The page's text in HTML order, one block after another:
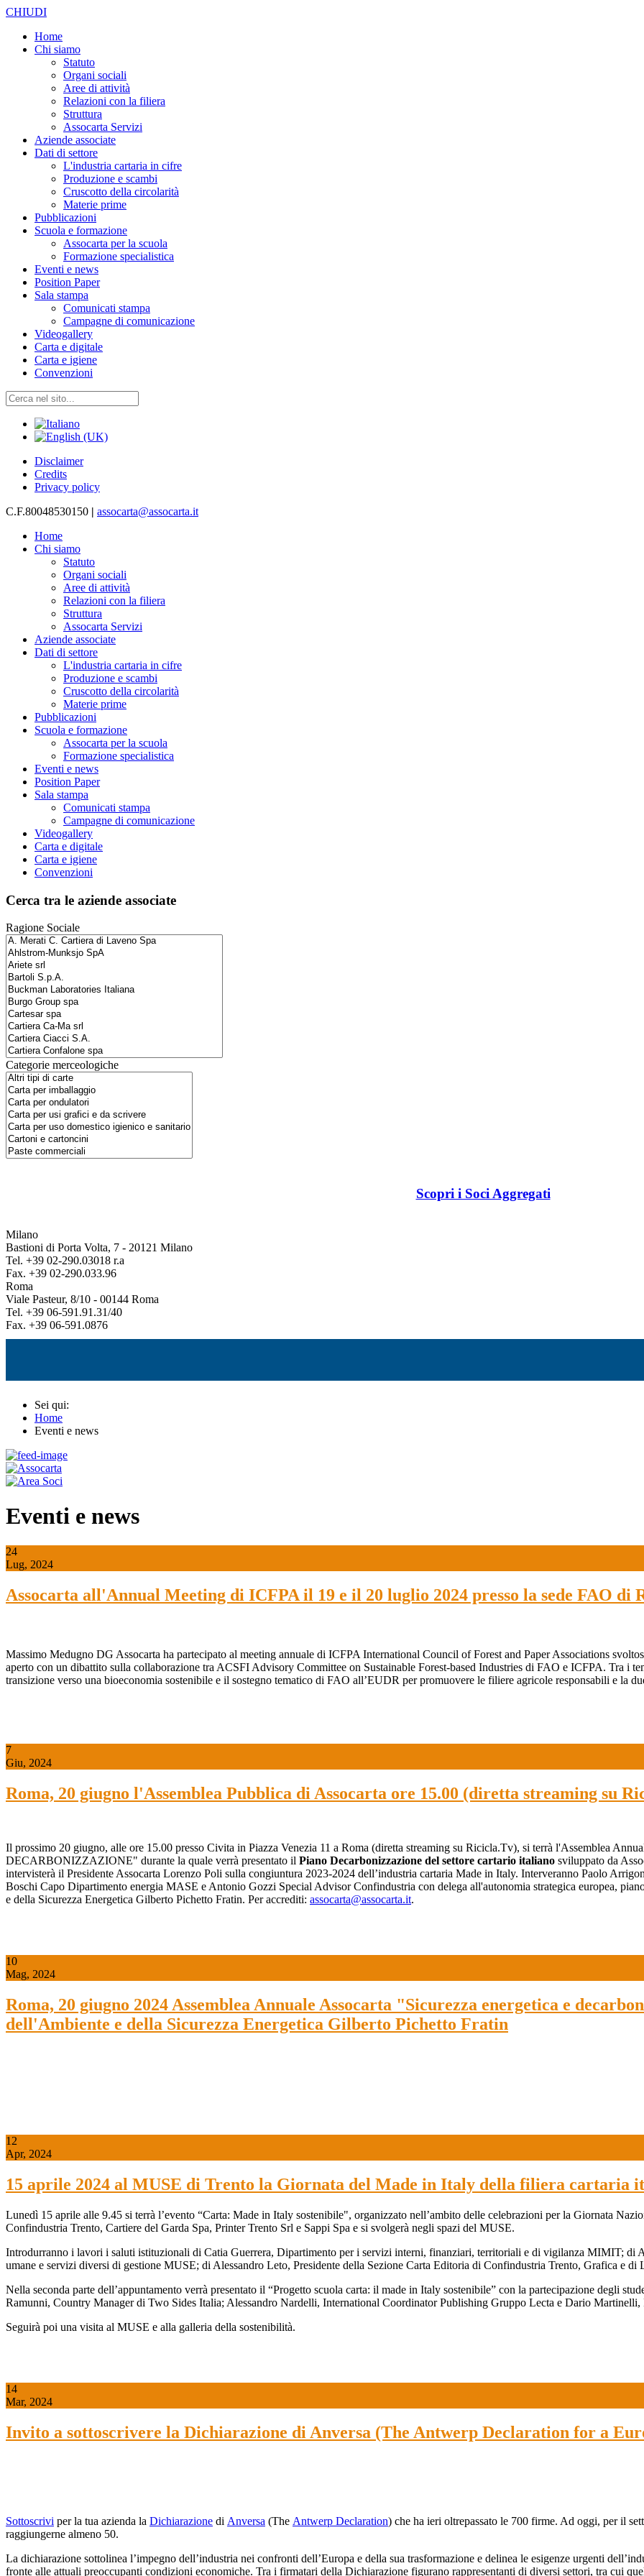
CHIUDI
Home
Chi siamo
Statuto
Organi sociali
Aree di attività
Relazioni con la filiera
Struttura
Assocarta Servizi
Aziende associate
Dati di settore
L'industria cartaria in cifre
Produzione e scambi
Cruscotto della circolarità
Materie prime
Pubblicazioni
Scuola e formazione
Assocarta per la scuola
Formazione specialistica
Eventi e news
Position Paper
Sala stampa
Comunicati stampa
Campagne di comunicazione
Videogallery
Carta e digitale
Carta e igiene
Convenzioni
Disclaimer
Credits
Privacy policy
C.F.80048530150 | assocarta@assocarta.it
Home
Chi siamo
Statuto
Organi sociali
Aree di attività
Relazioni con la filiera
Struttura
Assocarta Servizi
Aziende associate
Dati di settore
L'industria cartaria in cifre
Produzione e scambi
Cruscotto della circolarità
Materie prime
Pubblicazioni
Scuola e formazione
Assocarta per la scuola
Formazione specialistica
Eventi e news
Position Paper
Sala stampa
Comunicati stampa
Campagne di comunicazione
Videogallery
Carta e digitale
Carta e igiene
Convenzioni
Cerca tra le aziende associate
Ragione Sociale
Categorie merceologiche
Scopri i Soci Aggregati
Milano
Bastioni di Porta Volta, 7 - 20121 Milano
Tel. +39 02-290.03018 r.a
Fax. +39 02-290.033.96
Roma
Viale Pasteur, 8/10 - 00144 Roma
Tel. +39 06-591.91.31/40
Fax. +39 06-591.0876
Sei qui:
Home
Eventi e news
Eventi e news
24
Lug, 2024
Assocarta all'Annual Meeting di ICFPA il 19 e il 20 luglio 2024 presso la sede FAO di
Massimo Medugno DG Assocarta ha partecipato al meeting annuale di ICFPA International Council of Forest and Paper Associations
aperto con un dibattito sulla collaborazione tra ACSFI Advisory Committee on Sustainable Forest-based Industries di FAO e ICFPA. Tra i
transizione verso una bioeconomia sostenibile e il sostegno tematico di FAO all’EUDR per promuovere le filiere agricole responsabili e la
7
Giu, 2024
Roma, 20 giugno l'Assemblea Pubblica di Assocarta ore 15.00 (diretta streaming su
Il prossimo 20 giugno, alle ore 15.00 presso Civita in Piazza Venezia 11 a Roma (diretta streaming su Ricicla.Tv), si terrà l'Assemblea
DECARBONIZZAZIONE" durante la quale verrà presentato il Piano Decarbonizzazione del settore cartario italiano sviluppato da
intervisterà il Presidente Assocarta Lorenzo Poli sulla congiuntura 2023-2024 dell’industria cartaria Made in Italy. Interveranno Paolo
Boschi Capo Dipartimento energia MASE e Antonio Gozzi Special Advisor Confindustria con delega all'autonomia strategica europea,
e della Sicurezza Energetica Gilberto Pichetto Fratin. Per accrediti: assocarta@assocarta.it.
10
Mag, 2024
Roma, 20 giugno 2024 Assemblea Annuale Assocarta "Sicurezza energetica e
dell'Ambiente e della Sicurezza Energetica Gilberto Pichetto Fratin
12
Apr, 2024
15 aprile 2024 al MUSE di Trento la Giornata del Made in Italy della filiera cartaria
Lunedì 15 aprile alle 9.45 si terrà l’evento “Carta: Made in Italy sostenibile", organizzato nell’ambito delle celebrazioni per la Giornata
Confindustria Trento, Cartiere del Garda Spa, Printer Trento Srl e Sappi Spa e si svolgerà negli spazi del MUSE.
Introdurranno i lavori i saluti istituzionali di Catia Guerrera, Dipartimento per i servizi interni, finanziari, territoriali e di vigilanza MIMIT; di
umane e servizi diversi di gestione MUSE; di Alessandro Leto, Presidente della Sezione Carta Editoria di Confindustria Trento, Grafica e di
Nella seconda parte dell’appuntamento verrà presentato il “Progetto scuola carta: il made in Italy sostenibile” con la partecipazione degli
Ramunni, Country Manager di Two Sides Italia; Alessandro Nardelli, International Coordinator Publishing Gruppo Lecta e Dario Martinelli,
Seguirà poi una visita al MUSE e alla galleria della sostenibilità.
14
Mar, 2024
Invito a sottoscrivere la Dichiarazione di Anversa (The Antwerp Declaration for a
Sottoscrivi per la tua azienda la Dichiarazione di Anversa (The Antwerp Declaration) che ha ieri oltrepassato le 700 firme. Ad oggi, per il
raggiungerne almeno 50.
La dichiarazione sottolinea l’impegno dell’industria nei confronti dell’Europa e della sua trasformazione e delinea le esigenze urgenti
fronte alle attuali preoccupanti condizioni economiche. Tra i firmatari della Dichiarazione figurano rappresentanti di diversi settori, tra cui